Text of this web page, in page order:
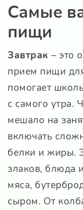
Самые
пищи
Завтрак – это
прием пищи
помогает
с самого утра.
мешало на
включать
белки и жиры.
злаков, блюда
мяса,
сыром. От